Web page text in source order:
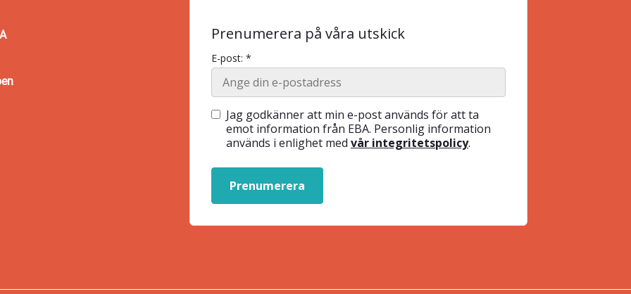
Prenumerera på våra utskick
E-post: *
Jag godkänner att min e-post används för att ta
emot information från EBA. Personlig information
används i enlighet med vår integritetspolicy.
Prenumerera